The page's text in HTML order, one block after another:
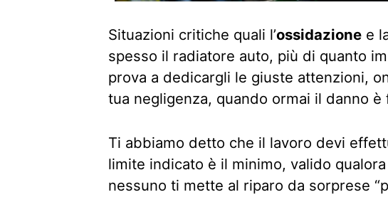
Situazioni critiche quali l’ossidazione e
spesso il radiatore auto, più di quanto
prova a dedicargli le giuste attenzioni,
tua negligenza, quando ormai il danno è
Ti abbiamo detto che il lavoro devi
limite indicato è il minimo, valido
nessuno ti mette al riparo da sorprese